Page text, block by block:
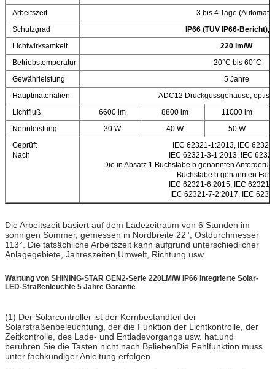
Arbeitszeit
3 bis 4 Tage
Schutzgrad
IP66 (TUV IP66-Bericht),
Lichtwirksamkeit
220 lm/W
Betriebstemperatur
-20°C bis 60°C
Gewährleistung
5 Jahre
Hauptmaterialien
ADC12 Druckgussgehäuse,
Lichtfluß
6600 lm 8800 lm
11000 lm
Nennleistung
30 W 40 W
50 W
Geprüft
Nach
IEC 62321-1:2013, IEC
IEC 62321-3-1:2013, IEC
Die in Absatz 1 Buchstabe b genannten
Buchstabe b genannten
IEC 62321-6:2015, IEC 62321-
IEC 62321-7-2:2017, IEC
Die Arbeitszeit basiert auf dem Ladezeitraum von 6 Stunden im
sonnigen Sommer, gemessen in Nordbreite 22°, Ostdurchmesser
113°. Die tatsächliche Arbeitszeit kann aufgrund unterschiedlicher
Anlagegebiete, Jahreszeiten,Umwelt, Richtung usw.
Wartung von SHINING-STAR GEN2-Serie 220LM/W IP66 integrierte Solar-
LED-Straßenleuchte 5 Jahre Garantie
(1) Der Solarcontroller ist der Kernbestandteil der
Solarstraßenbeleuchtung, der die Funktion der Lichtkontrolle, der
Zeitkontrolle, des Lade- und Entladevorgangs usw. hat.und
berühren Sie die Tasten nicht nach BeliebenDie Fehlfunktion muss
unter fachkundiger Anleitung erfolgen.